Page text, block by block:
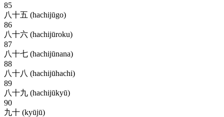
85
八十五 (hachijūgo)
86
八十六 (hachijūroku)
87
八十七 (hachijūnana)
88
八十八 (hachijūhachi)
89
八十九 (hachijūkyū)
90
九十 (kyūjū)